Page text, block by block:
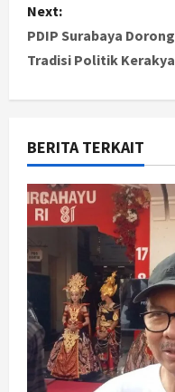
t
n
a
v
i
g
a
t
i
o
Next:
PDIP Surabaya
Tradisi Politik
BERITA TERKAIT